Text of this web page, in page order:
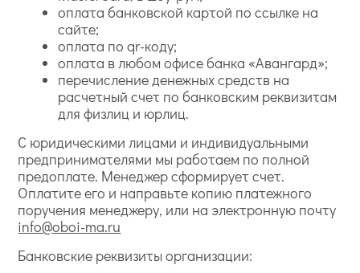
оплата банковской картой по ссылке на
сайте;
оплата по qr-коду;
оплата в любом офисе банка «Авангард»;
перечисление денежных средств на
расчетный счет по банковским реквизитам
для физлиц и юрлиц.
С юридическими лицами и индивидуальными
предпринимателями мы работаем по полной
предоплате. Менеджер сформирует счет.
Оплатите его и направьте копию платежного
поручения менеджеру, или на электронную почту
info@oboi-ma.ru
Банковские реквизиты организации: